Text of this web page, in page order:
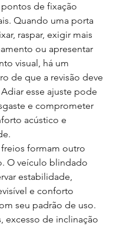
de fixação
Quando uma porta
raspar, exigir mais
ou apresentar
visual, há um
de que a revisão deve
esse ajuste pode
e comprometer
acústico e
freios formam outro
O veículo blindado
estabilidade,
e conforto
seu padrão de uso.
excesso de inclinação